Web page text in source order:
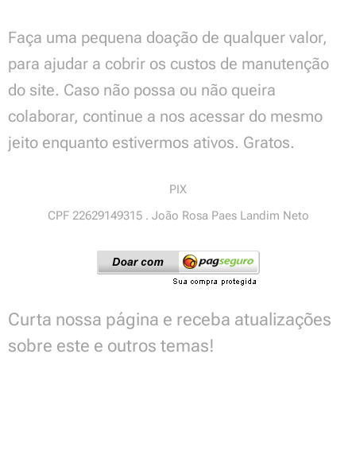
Faça uma pequena doação de qualquer valor,
para ajudar a cobrir os custos de manutenção
do site. Caso não possa ou não queira
colaborar, continue a nos acessar do mesmo
jeito enquanto estivermos ativos. Gratos.
PIX
CPF 22629149315 . João Rosa Paes Landim Neto
Curta nossa página e receba atualizações
sobre este e outros temas!